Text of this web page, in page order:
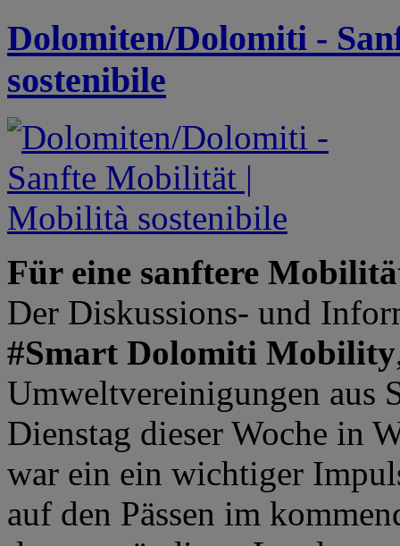
Dolomiten/Dolomiti -
sostenibile
Für eine sanftere
Der Diskussions- und
#Smart Dolomiti Mobility
Umweltvereinigungen aus
Dienstag dieser Woche in
war ein ein wichtiger
auf den Pässen im